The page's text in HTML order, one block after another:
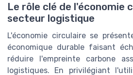
Le rôle clé de l'économie
secteur logistique
L'économie circulaire se
économique durable faisant
réduire l'empreinte carbone
logistiques. En privilégiant